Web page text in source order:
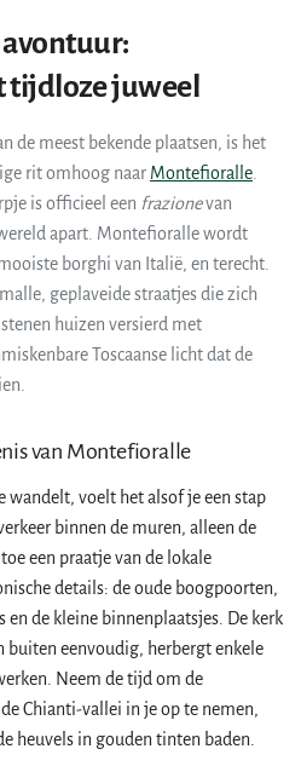
tijdloze juweel
de meest bekende plaatsen, is het
rit omhoog naar Montefioralle
is officieel een frazionevan
apart. Montefioralle wordt
borghi van Italië, en terecht.
geplaveide straatjes die zich
huizen versierd met
Toscaanse licht dat de
van Montefioralle
voelt het alsof je een stap
binnen de muren, alleen de
een praatje van de lokale
details: de oude boogpoorten,
en de kleine binnenplaatsjes. De kerk
buiten eenvoudig, herbergt enkele
Neem de tijd om de
Chianti-vallei in je op te nemen,
heuvels in gouden tinten baden.